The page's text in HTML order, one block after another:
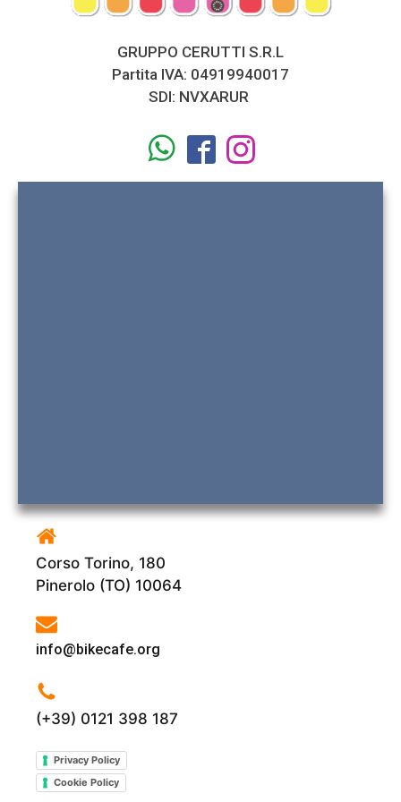
GRUPPO CERUTTI S.R.L
Partita IVA: 04919940017
SDI: NVXARUR
Corso Torino, 180
Pinerolo (TO) 10064
info@bikecafe.org
(+39) 0121 398 187
Privacy Policy
Cookie Policy